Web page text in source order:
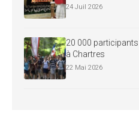
24 Juil 2026
20 000
à Chartres
22 Mai 2026